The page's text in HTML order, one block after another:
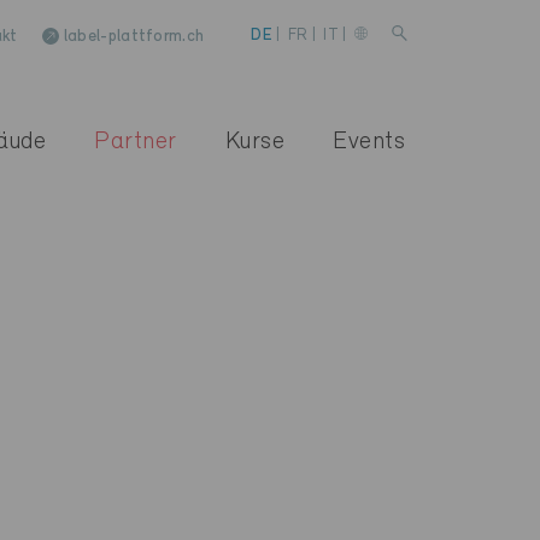
label-plattform.ch DE FR
Partner Kurse Events